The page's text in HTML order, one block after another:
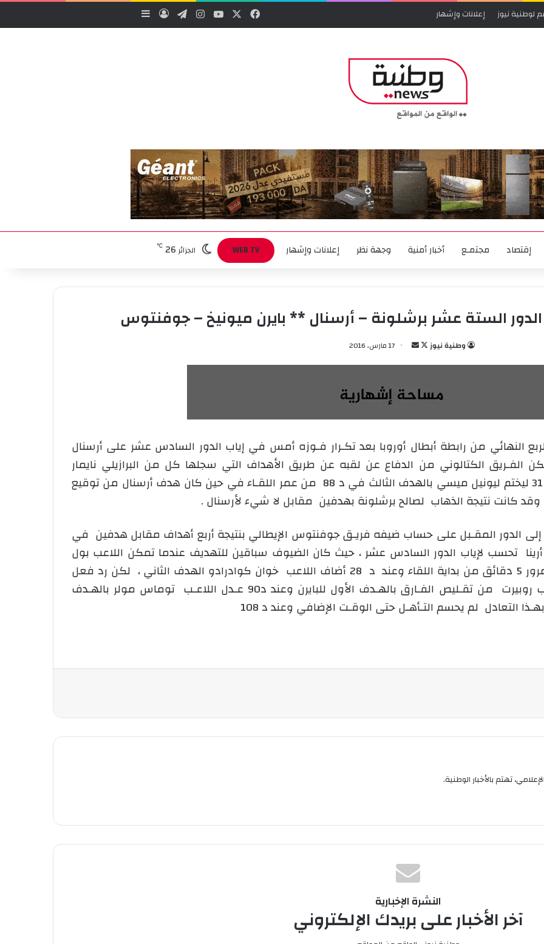
لوطنية نيوز إعلانات وإشهار فيسبوك ‫YouTubeانستقرامتيلقرامتسجيل الدخول
إقتصاد مجتمـع أخبار أمنية وجهة نظر إعلانات وإشهار WEB TV الجزائر 26
℃
الدور الستة عشر برشلونة – أرسنال ** بايرن ميونيخ – جوفنتوس
وطنية نيوز
ت
ع
ع
ل
X
ل
ب
ر
د
ا
ك
ر
و
ي
ا
17 مارس، 2016
النهائي من رابطة أبطال أوروبا بعد تكـرار فـوزه أمس في إياب الدور السادس عشر على أرسنال
و تمكن الفـريق الكتالوني من الدفاع عن لقبه عن طريق الأهداف التي سجلها كل من البرازيلي نايمار
داسيلفـا في د 18 ولـويس سـواريـز عـند د 31 ليختم ليونيل ميسي بالهدف الثالث في د 88 من عمر اللقـاء في حين كان هدف أرسنال من توقيع
إلى الدور المقـبل على حساب ضيفه فريـق جوفنتوس الإيطالي بنتيجة أربع أهداف مقابل هدفين في
تحسب لإياب الدور السادس عشر ، حيث كان الضيوف سباقين للتهديف عندما تمكن اللاعب بول
بوجا من تسجيل الهدف الأول لفريقه بعد مرور 5 دقائق من بداية اللقاء وعند د 28 أضاف اللاعب خوان كوادرادو الهدف الثاني ، لكن رد فعل
أصاب الأرض انتظر حتى د 73 أين قام اللاعب روبيرت من تقـليص الفـارق بالهـدف الأول للبايرن وعند د90 عـدل اللاعـب توماس مولر بالهـدف
التعادل لم يحسم التـأهـل حتى الوقـت الإضافي وعند د 108
تهتم بالأخبار الوطنية.
النشرة الإخبارية
آخر الأخبار على بريدك الإلكتروني